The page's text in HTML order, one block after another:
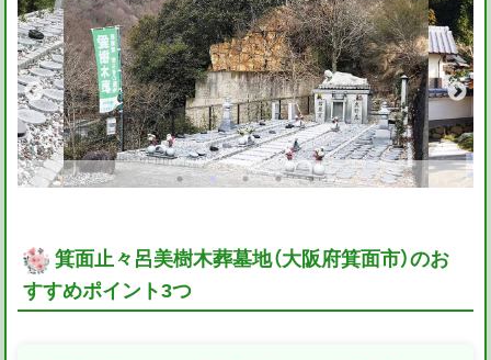
箕面止々呂美樹木葬墓地（大阪府箕面市）のお
すすめポイント3つ